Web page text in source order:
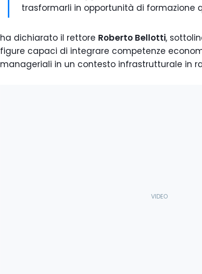
trasformarli in opportunità di formazione
ha dichiarato il rettore Roberto Bellotti,
figure capaci di integrare competenze
manageriali in un contesto infrastrutturale in